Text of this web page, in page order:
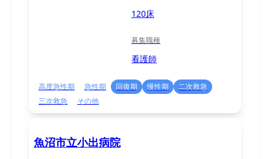
120床
募集職種
看護師
高度急性期 急性期 回復期 慢性期
二次救急
三次救急
その他
魚沼市立小出病院